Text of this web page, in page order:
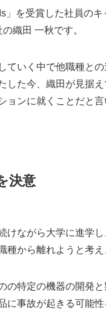
を受賞した社員の
織田 一秋です。
ていく中で他職種と
た今、織田が見据
ンに就くことだと言
決意
ながら大学に進学
から離れようと考
の特定の機器の開発
に事故が起きる可能